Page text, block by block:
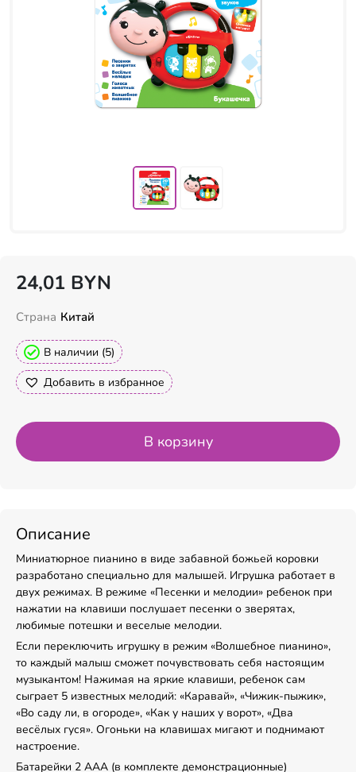
24,01 BYN
Страна Китай
В наличии (5)
Добавить в избранное
В корзину
Описание
Миниатюрное пианино в виде забавной божьей коровки
разработано специально для малышей. Игрушка работает в
двух режимах. В режиме «Песенки и мелодии» ребенок при
нажатии на клавиши послушает песенки о зверятах,
любимые потешки и веселые мелодии.
Если переключить игрушку в режим «Волшебное пианино»,
то каждый малыш сможет почувствовать себя настоящим
музыкантом! Нажимая на яркие клавиши, ребенок сам
сыграет 5 известных мелодий: «Каравай», «Чижик-пыжик»,
«Во саду ли, в огороде», «Как у наших у ворот», «Два
весёлых гуся». Огоньки на клавишах мигают и поднимают
настроение.
Батарейки 2 AАА (в комплекте демонстрационные)